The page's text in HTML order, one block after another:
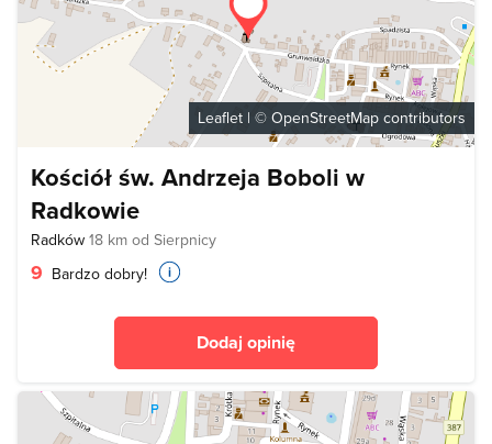
Leaflet | © OpenStreetMap contributors
Kościół św. Andrzeja Boboli w
Radkowie
Radków 18 km od Sierpnicy
9 Bardzo dobry!
Dodaj opinię